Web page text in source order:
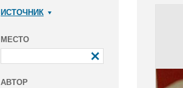
ИСТОЧНИК
МЕСТО
АВТОР